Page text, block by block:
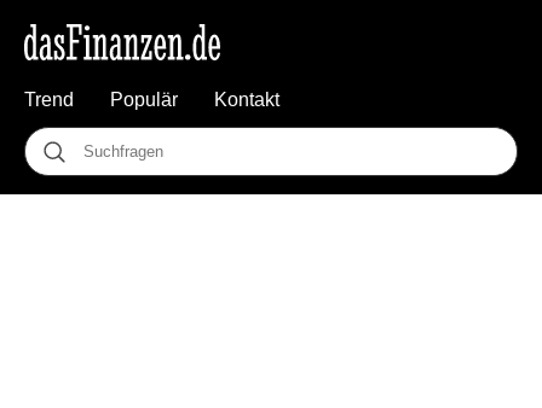
Trend Populär Kontakt